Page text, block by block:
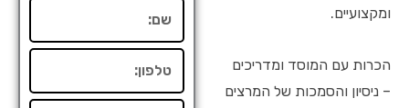
ומקצועיים.
הכרות עם המוסד ומדריכים
– ניסיון והסמכות של המרצים